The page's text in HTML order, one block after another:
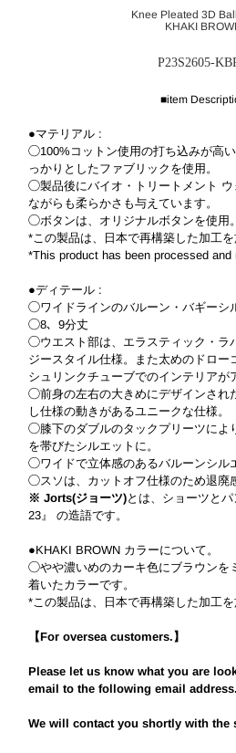
Knee Pleated 3D
KHAKI
P23S2605-
■item
●マテリアル :
◯100%コットン使用の打ち込みが高
っかりとしたファブリックを使用。
◯製品後にバイオ・トリートメント
ながらも柔らかさも与えています。
◯ボタンは、オリジナルボタンを使用。
*この製品は、日本で再構築した加工を
*This product has been processed
●ディテール :
◯ワイドラインのバルーン・バギーシ
◯8、9分丈
◯ウエスト部は、エラスティック・ラ
ジースタイル仕様。また太めのドロー
シュリンクチューブでのインテリアが
◯前身の左右の大きめにデザインされ
し仕様の動きがあるユニークな仕様。
◯膝下のダブルのタックプリーツによ
を帯びたシルエットに。
◯ワイドで立体感のあるバルーンシル
◯スソは、カットオフ仕様のため退廃
※ Jorts(ジョーツ)とは、ショーツと
23』 の造語です。
●KHAKI BROWN カラーについて。
◯やや濃いめのカーキ色にブラウンを
着いたカラーです。
*この製品は、日本で再構築した加工を
【For oversea customers.】
Please let us know what you are
email to the following email address.
We will contact you shortly with the